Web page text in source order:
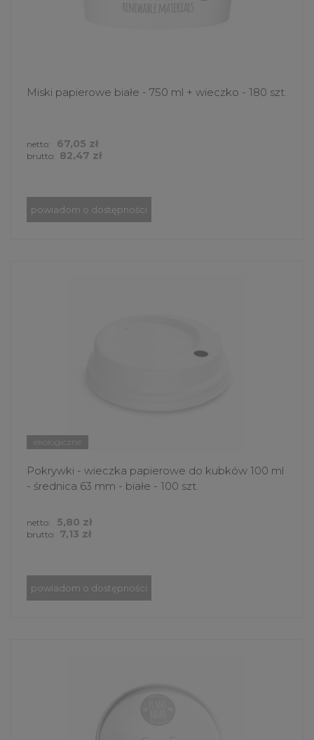
Miski papierowe białe - 750 ml + wieczko - 180 szt.
brutto: 82,47 zł
netto: 67,05 zł
powiadom o dostępności
ekologiczne
Pokrywki - wieczka papierowe do kubków 100 ml
- średnica 63 mm - białe - 100 szt.
brutto: 7,13 zł
netto: 5,80 zł
powiadom o dostępności